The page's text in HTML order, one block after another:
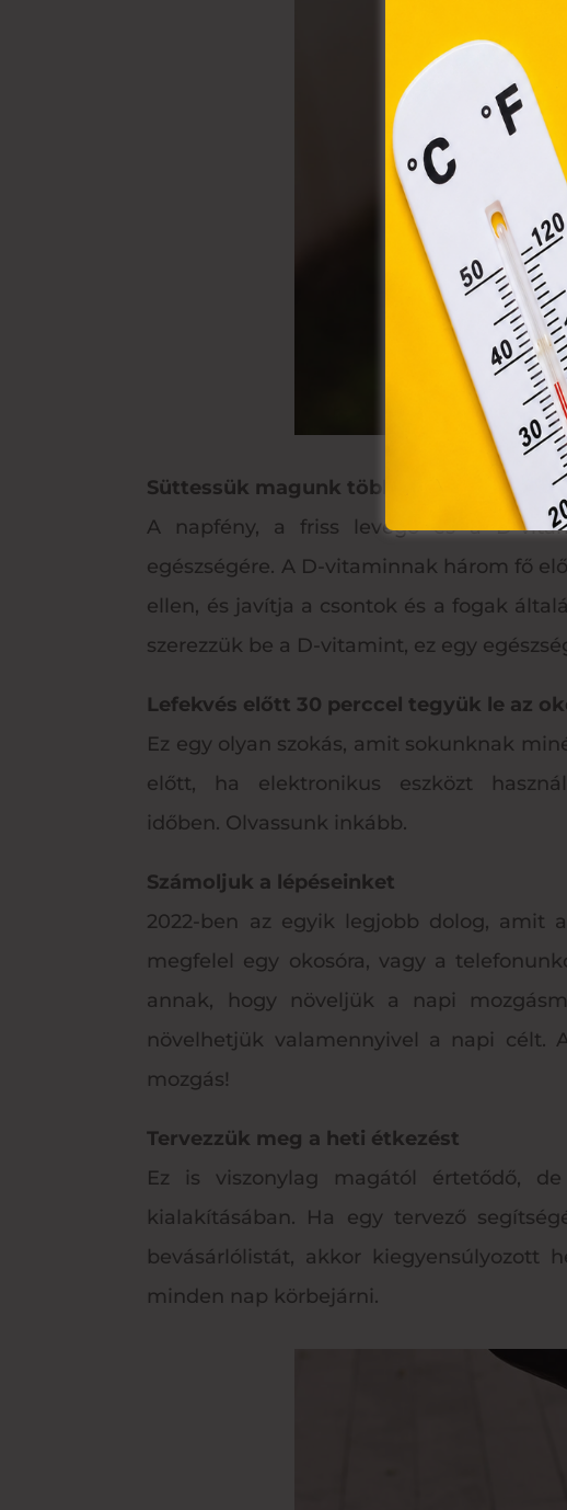
Süttessük magunk többet a nappal
A napfény, a friss levegő és a D-
egészségére. A D-vitaminnak három fő
ellen, és javítja a csontok és a fogak
szerezzük be a D-vitamint, ez egy
Lefekvés előtt 30 perccel tegyük le az
Ez egy olyan szokás, amit sokunknak
előtt, ha elektronikus eszközt
időben. Olvassunk inkább.
Számoljuk a lépéseinket
2022-ben az egyik legjobb dolog, amit
megfelel egy okosóra, vagy a
annak, hogy növeljük a napi
növelhetjük valamennyivel a napi célt.
mozgás!
Tervezzük meg a heti étkezést
Ez is viszonylag magától értetődő,
kialakításában. Ha egy tervező
bevásárlólistát, akkor
minden nap körbejárni.
elektronikus
összefüggő
törvény,
eszközén